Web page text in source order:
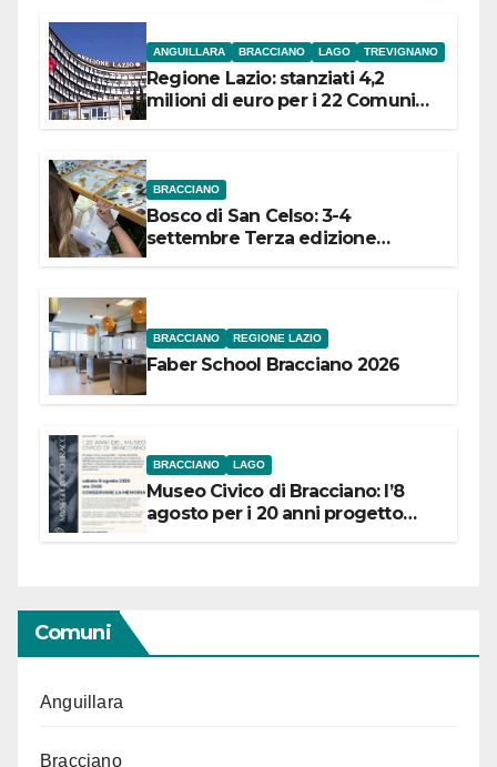
ANGUILLARA BRACCIANO LAGO TREVIGNANO
Regione Lazio: stanziati 4,2
milioni di euro per i 22 Comuni
BRACCIANO
Bosco di San Celso: 3-4
settembre Terza edizione
BRACCIANO REGIONE LAZIO
Faber School Bracciano 2026
BRACCIANO LAGO
Museo Civico di Bracciano: l’8
agosto per i 20 anni progetto
Comuni
Anguillara
Bracciano